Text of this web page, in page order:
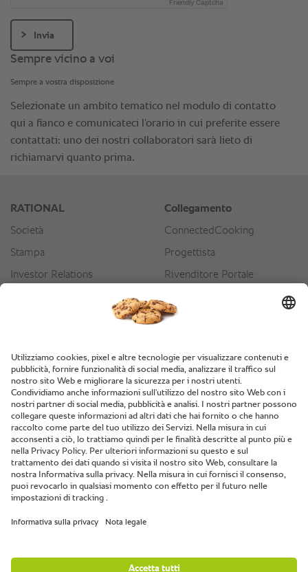
Friendly Captcha
Invia
Sempre vicino a voi
Sempre a vostra disposizione
Selezionate un ambito tematico nel modulo di contatto
qui a fianco e comunicateci l’orario in cui preferite essere
contattati: uno dei nostri collaboratori sarà lieto di
richiamarvi quanto prima.